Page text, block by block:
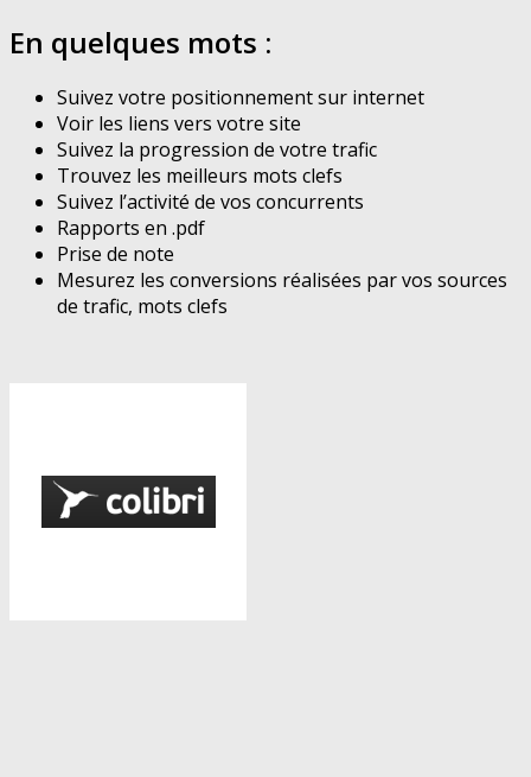
En quelques mots :
Suivez votre positionnement sur internet
Voir les liens vers votre site
Suivez la progression de votre trafic
Trouvez les meilleurs mots clefs
Suivez l’activité de vos concurrents
Rapports en .pdf
Prise de note
Mesurez les conversions réalisées par vos sources
de trafic, mots clefs